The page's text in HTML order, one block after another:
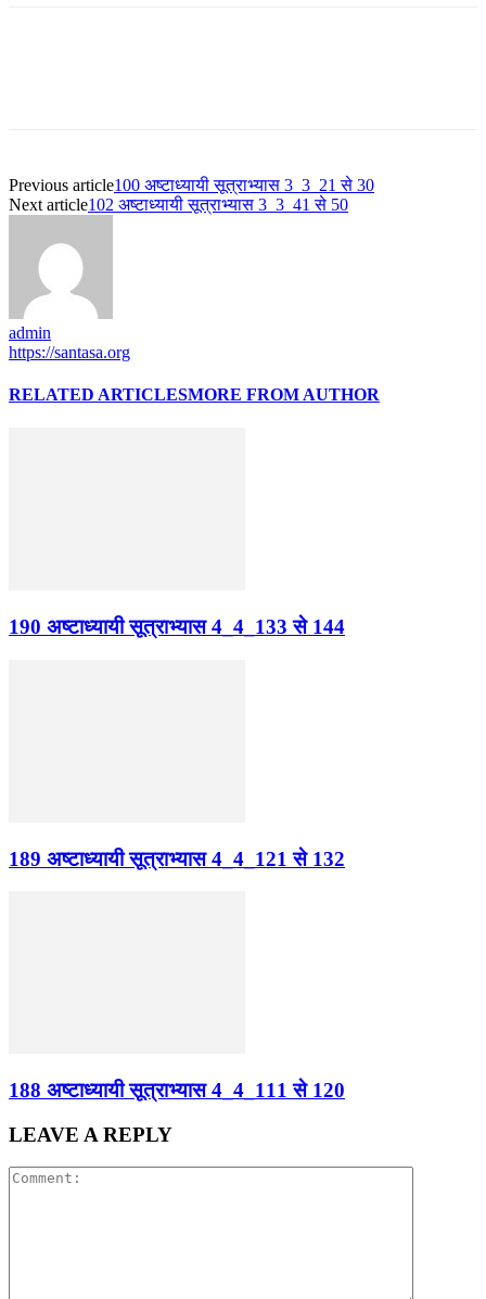
Previous article100 अष्टाध्यायी सूत्राभ्यास 3_3_21 से 30
Next article102 अष्टाध्यायी सूत्राभ्यास 3_3_41 से 50
admin
https://santasa.org
RELATED ARTICLESMORE FROM AUTHOR
190 अष्टाध्यायी सूत्राभ्यास 4_4_133 से 144
189 अष्टाध्यायी सूत्राभ्यास 4_4_121 से 132
188 अष्टाध्यायी सूत्राभ्यास 4_4_111 से 120
LEAVE A REPLY